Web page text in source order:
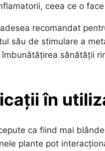
ceea ce o
recomandat
său de stimulare a
sănătății
în
ca fiind mai
plante pot